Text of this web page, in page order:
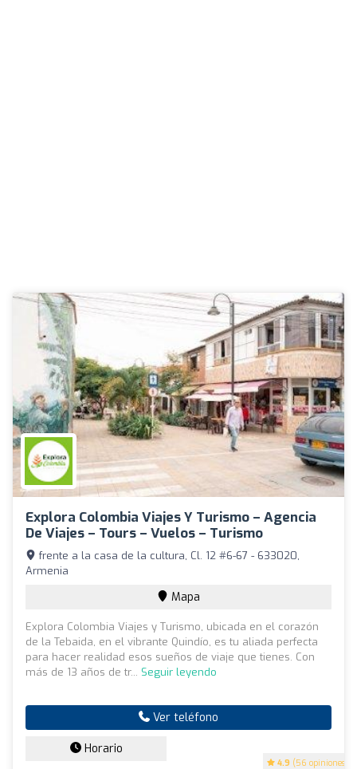
Explora Colombia Viajes Y Turismo – Agencia
De Viajes – Tours – Vuelos – Turismo
4.9 (56 opiniones)
frente a la casa de la cultura, Cl. 12 #6-67 - 633020,
Armenia
Mapa
Explora Colombia Viajes y Turismo, ubicada en el corazón
de la Tebaida, en el vibrante Quindío, es tu aliada perfecta
para hacer realidad esos sueños de viaje que tienes. Con
más de 13 años de tr... Seguir leyendo
Ver teléfono
Horario